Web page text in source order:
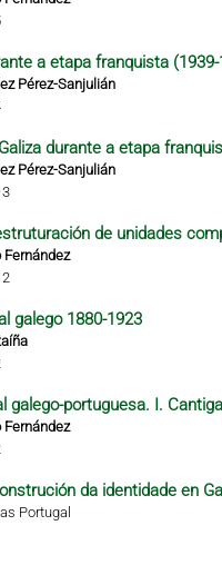
a etapa franquista (1939-
Pérez-Sanjulián
durante a etapa
Pérez-Sanjulián
de unidades
Fernández
galego 1880-1923
galego-portuguesa. I.
Fernández
da identidade en
Portugal